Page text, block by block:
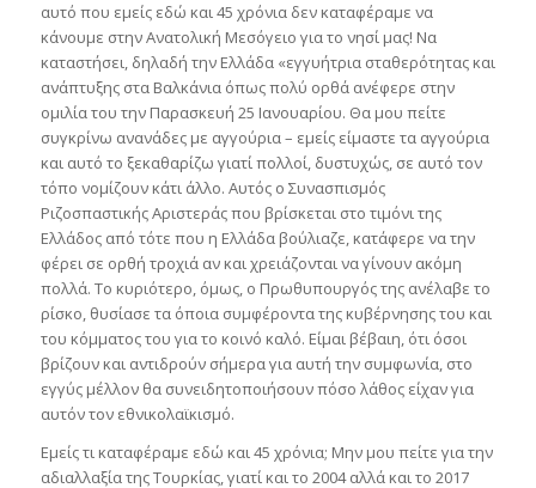
αυτό που εμείς εδώ και 45 χρόνια δεν καταφέραμε να
κάνουμε στην Ανατολική Μεσόγειο για το νησί μας! Να
καταστήσει, δηλαδή την Ελλάδα «εγγυήτρια σταθερότητας και
ανάπτυξης στα Βαλκάνια όπως πολύ ορθά ανέφερε στην
ομιλία του την Παρασκευή 25 Ιανουαρίου. Θα μου πείτε
συγκρίνω ανανάδες με αγγούρια – εμείς είμαστε τα αγγούρια
και αυτό το ξεκαθαρίζω γιατί πολλοί, δυστυχώς, σε αυτό τον
τόπο νομίζουν κάτι άλλο. Αυτός ο Συνασπισμός
Ριζοσπαστικής Αριστεράς που βρίσκεται στο τιμόνι της
Ελλάδος από τότε που η Ελλάδα βούλιαζε, κατάφερε να την
φέρει σε ορθή τροχιά αν και χρειάζονται να γίνουν ακόμη
πολλά. Το κυριότερο, όμως, ο Πρωθυπουργός της ανέλαβε το
ρίσκο, θυσίασε τα όποια συμφέροντα της κυβέρνησης του και
του κόμματος του για το κοινό καλό. Είμαι βέβαιη, ότι όσοι
βρίζουν και αντιδρούν σήμερα για αυτή την συμφωνία, στο
εγγύς μέλλον θα συνειδητοποιήσουν πόσο λάθος είχαν για
αυτόν τον εθνικολαϊκισμό.
Εμείς τι καταφέραμε εδώ και 45 χρόνια; Μην μου πείτε για την
αδιαλλαξία της Τουρκίας, γιατί και το 2004 αλλά και το 2017